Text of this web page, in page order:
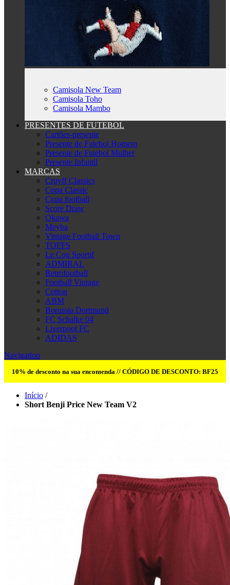
Camisola New Team
Camisola Toho
Camisola Mambo
PRESENTES DE FUTEBOL
Cartões-presente
Presente de Futebol Homem
Presente de Futebol Mulher
Presente Infantil
MARCAS
Cruyff Classics
Copa Classic
Copa football
Score Draw
Okawa
Meyba
Vintage Football Town
TOFFS
Le Coq Sportif
ADMIRAL
Retrofootball
Football Vintage
Cotton
ABM
Borussia Dortmund
FC Schalke 04
Liverpool FC
ADIDAS
Navigation
10% de desconto na sua encomenda // CÓDIGO DE DESCONTO: BF25
Início /
Short Benji Price New Team V2